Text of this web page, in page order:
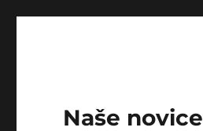
Naše novice